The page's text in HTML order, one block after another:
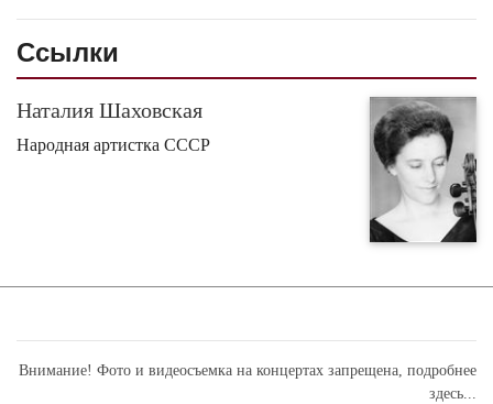
Ссылки
Наталия Шаховская
Народная артистка СССР
Внимание! Фото и видеосъемка на концертах запрещена, подробнее
здесь...